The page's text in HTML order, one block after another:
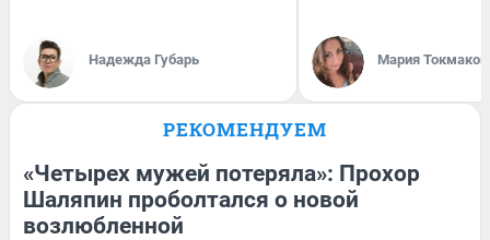
Надежда Губарь Мария
РЕКОМЕНДУЕМ
«Четырех мужей потеряла»: Прохор
Шаляпин проболтался о новой
возлюбленной